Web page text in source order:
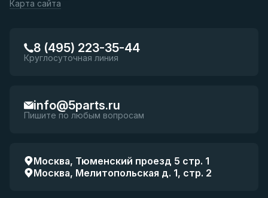
Карта сайта
8 (495) 223-35-44
Круглосуточная линия
info@5parts.ru
Пишите по любым вопросам
Москва, Тюменский проезд 5 стр. 1
Москва, Мелитопольская д. 1, стр. 2